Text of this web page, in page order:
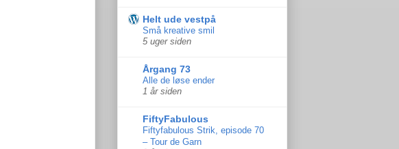
Helt ude vestpå
Små kreative smil
5 uger siden
Årgang 73
Alle de løse ender
1 år siden
FiftyFabulous
Fiftyfabulous Strik, episode 70
– Tour de Garn